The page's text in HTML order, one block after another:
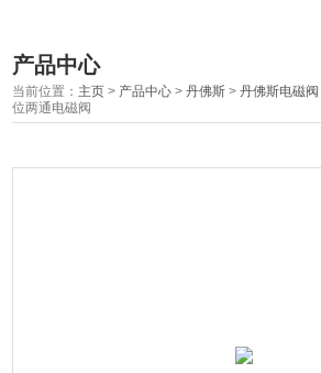
产品中心
当前位置： 主页 > 产品中心 >丹佛斯 >丹佛斯电磁阀
位两通电磁阀